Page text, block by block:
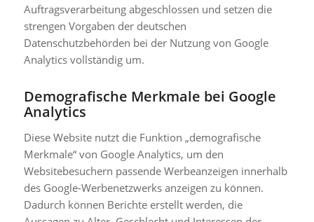
Auftragsverarbeitung abgeschlossen und setzen die
strengen Vorgaben der deutschen
Datenschutzbehörden bei der Nutzung von Google
Analytics vollständig um.
Demografische Merkmale bei Google
Analytics
Diese Website nutzt die Funktion „demografische
Merkmale“ von Google Analytics, um den
Websitebesuchern passende Werbeanzeigen innerhalb
des Google-Werbenetzwerks anzeigen zu können.
Dadurch können Berichte erstellt werden, die